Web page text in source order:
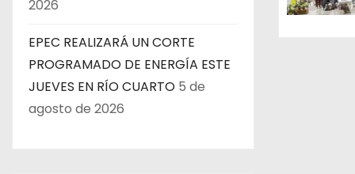
2026
EPEC REALIZARÁ UN CORTE
PROGRAMADO DE ENERGÍA ESTE
JUEVES EN RÍO CUARTO 5 de
agosto de 2026
n